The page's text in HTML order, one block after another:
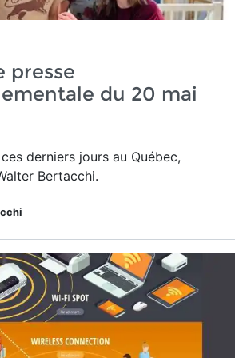
presse
du 20 mai
derniers jours au Québec,
Bertacchi.